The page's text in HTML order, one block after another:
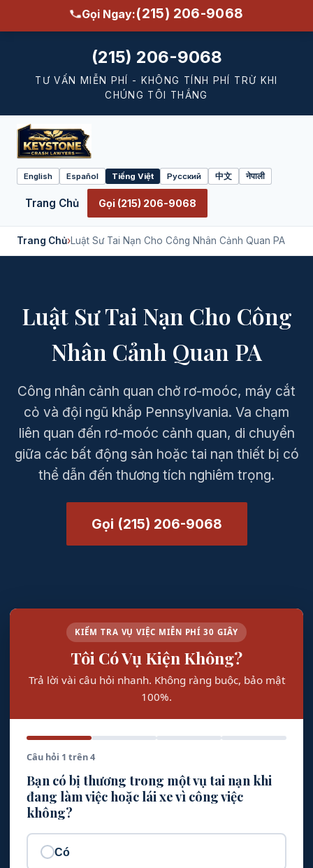
Gọi Ngay:(215) 206-9068
(215) 206-9068
TƯ VẤN MIỄN PHÍ - KHÔNG TÍNH PHÍ TRỪ KHI
CHÚNG TÔI THẮNG
Select
language
English Español Tiếng Việt Русский 中文 नेपाली
Trang Chủ Gọi (215) 206-9068
Trang Chủ›Luật Sư Tai Nạn Cho Công Nhân Cảnh Quan PA
Luật Sư Tai Nạn Cho Công
Nhân Cảnh Quan PA
Công nhân cảnh quan chở rơ-moóc, máy cắt
cỏ và đội ngũ khắp Pennsylvania. Va chạm
liên quan đến rơ-moóc cảnh quan, di chuyển
giữa các bất động sản hoặc tai nạn thiết bị có
thể dẫn đến thương tích nghiêm trọng.
Gọi (215) 206-9068
KIỂM TRA VỤ VIỆC MIỄN PHÍ 30 GIÂY
Tôi Có Vụ Kiện Không?
Trả lời vài câu hỏi nhanh. Không ràng buộc, bảo mật
100%.
Câu hỏi 1 trên 4
Bạn có bị thương trong một vụ tai nạn khi
đang làm việc hoặc lái xe vì công việc
không?
Có